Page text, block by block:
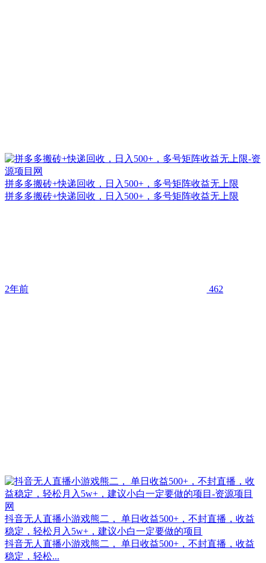
拼多多搬砖+快递回收，日入500+，多号矩阵收益无上限
拼多多搬砖+快递回收，日入500+，多号矩阵收益无上限
2年前 462
抖音无人直播小游戏熊二， 单日收益500+，不封直播，收益
稳定，轻松月入5w+，建议小白一定要做的项目
抖音无人直播小游戏熊二， 单日收益500+，不封直播，收益
稳定，轻松...